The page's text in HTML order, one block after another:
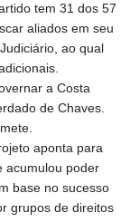
4683.238048
KMF 491.993323
KRW
1637.219545
KWD 0.356067
KYD 0.96202
KZT 540.94374
LAK
26082.966454
LBP
103373.346556
tem 31 dos 57
aliados em seu
ao qual
a Costa
de Chaves.
aponta para
acumulou poder
base no sucesso
grupos de direitos